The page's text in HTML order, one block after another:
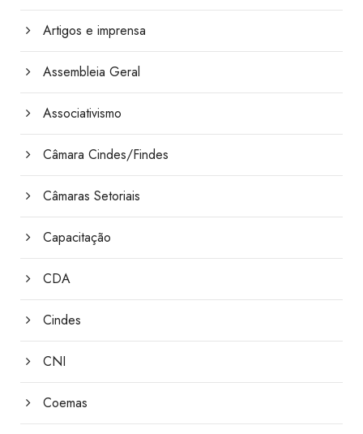
Artigos e imprensa
Assembleia Geral
Associativismo
Câmara Cindes/Findes
Câmaras Setoriais
Capacitação
CDA
Cindes
CNI
Coemas